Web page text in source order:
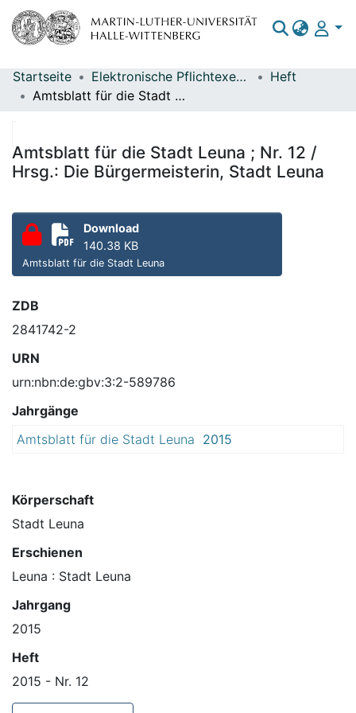
Bereiche & Sammlungen
Statistiken
Startseite Elektronische Pflichtexemplare
Heft
Amtsblatt für die Stadt Leuna ; Nr. 12 / Hrsg.: Die Bürgermeisterin, Stadt Leuna
Amtsblatt für die Stadt Leuna ; Nr. 12 /
Hrsg.: Die Bürgermeisterin, Stadt Leuna
Download
140.38 KB
Amtsblatt für die Stadt Leuna
ZDB
2841742-2
URN
urn:nbn:de:gbv:3:2-589786
Jahrgänge
Amtsblatt für die Stadt Leuna 2015
Körperschaft
Stadt Leuna
Erschienen
Leuna : Stadt Leuna
Jahrgang
2015
Heft
2015 - Nr. 12